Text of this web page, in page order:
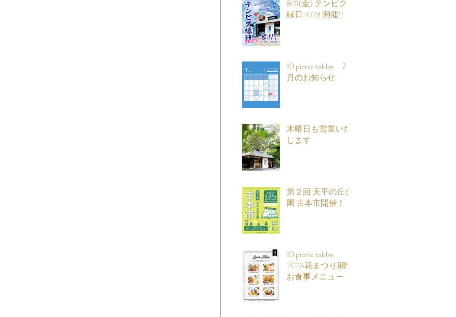
8/11(金) テンピク
縁日2023 開催!!
10 picnic tables 7
月のお知らせ
木曜日も営業いた
します
第２回 天平の丘公
園 古本市開催！
10 picnic tables
2023花まつり期間
お食事メニュー